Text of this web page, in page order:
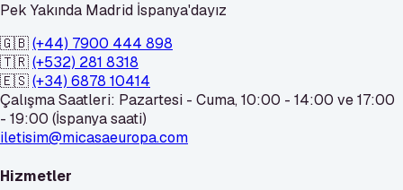
Pek Yakında Madrid İspanya'dayız
🇬🇧(+44) 7900 444 898
🇹🇷(+532) 281 8318
🇪🇸(+34) 6878 10414
Çalışma Saatleri: Pazartesi - Cuma, 10:00 - 14:00 ve 17:00
- 19:00 (İspanya saati)
iletisim@micasaeuropa.com
Hizmetler